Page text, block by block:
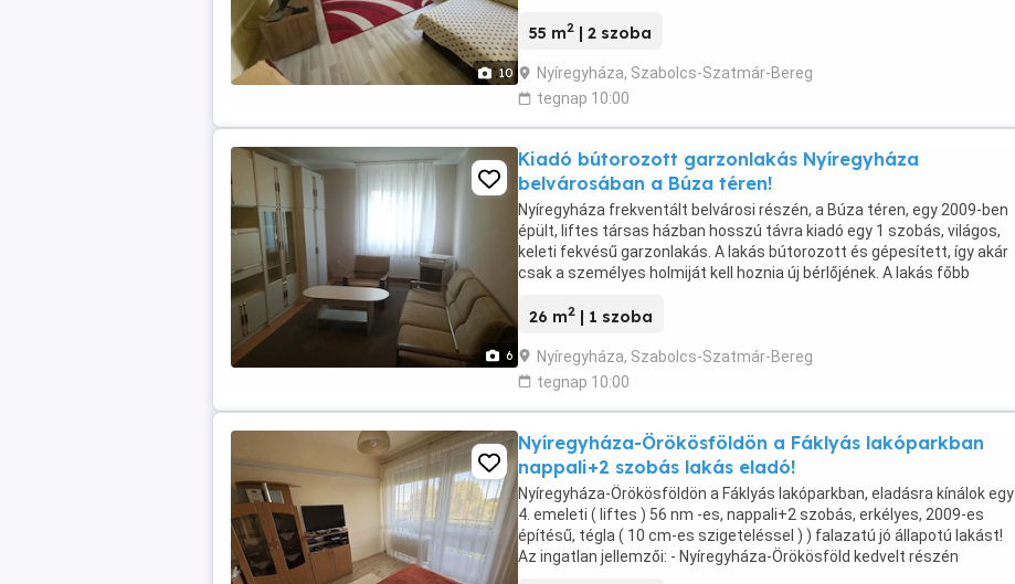
10
55 m2 | 2 szoba
Nyíregyháza, Szabolcs-Szatmár-Bereg
tegnap 10:00
6
Kiadó bútorozott garzonlakás Nyíregyháza
belvárosában a Búza téren!
Nyíregyháza frekventált belvárosi részén, a Búza téren, egy 2009-ben
épült, liftes társas házban hosszú távra kiadó egy 1 szobás, világos,
keleti fekvésű garzonlakás. A lakás bútorozott és gépesített, így akár
csak a személyes holmiját kell hoznia új bérlőjének. A lakás főbb
26 m2 | 1 szoba
Nyíregyháza, Szabolcs-Szatmár-Bereg
tegnap 10:00
Nyíregyháza-Örökösföldön a Fáklyás lakóparkban
nappali+2 szobás lakás eladó!
Nyíregyháza-Örökösföldön a Fáklyás lakóparkban, eladásra kínálok egy
4. emeleti ( liftes ) 56 nm -es, nappali+2 szobás, erkélyes, 2009-es
építésű, tégla ( 10 cm-es szigeteléssel ) ) falazatú jó állapotú lakást!
Az ingatlan jellemzői: - Nyíregyháza-Örökösföld kedvelt részén